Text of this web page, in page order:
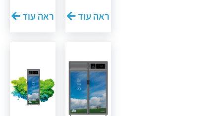
ואקום
מידות
ראה עוד
תוצרת
JENSEN *
המגבות
המתקדמת
בעולם
* לקיפול
ראה עוד